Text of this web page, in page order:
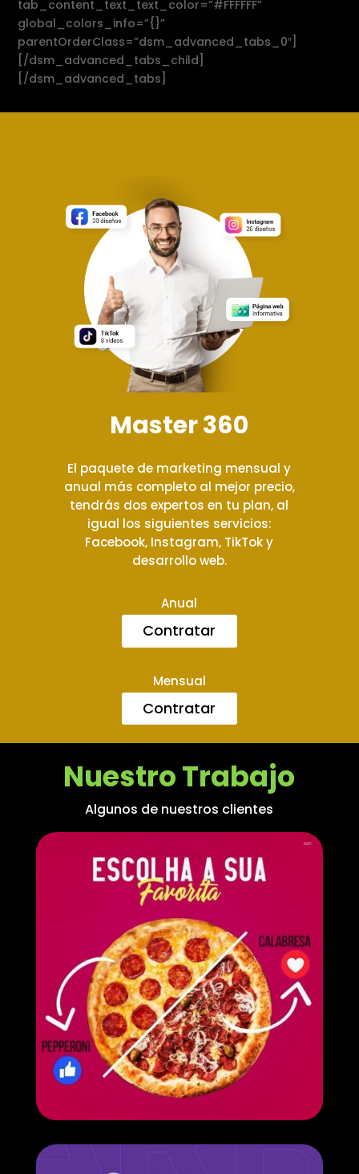
tab_content_text_text_color=”#FFFFFF”
global_colors_info=”{}”
parentOrderClass=”dsm_advanced_tabs_0″]
[/dsm_advanced_tabs_child]
[/dsm_advanced_tabs]
Master 360
El paquete de marketing mensual y
anual más completo al mejor precio,
tendrás dos expertos en tu plan, al
igual los siguientes servicios:
Facebook, Instagram, TikTok y
desarrollo web.
Anual
Contratar
Mensual
Contratar
Nuestro Trabajo
Algunos de nuestros clientes